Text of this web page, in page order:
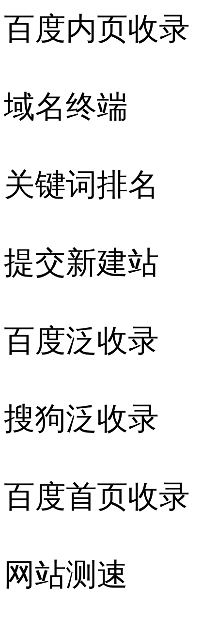
百度内页收录
域名终端
关键词排名
提交新建站
百度泛收录
搜狗泛收录
百度首页收录
网站测速